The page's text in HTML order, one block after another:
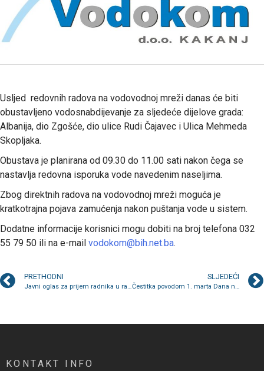
Usljed redovnih radova na vodovodnoj mreži danas će biti
obustavljeno vodosnabdijevanje za sljedeće dijelove grada:
Albanija, dio Zgošće, dio ulice Rudi Čajavec i Ulica Mehmeda
Skopljaka.
Obustava je planirana od 09.30 do 11.00 sati nakon čega se
nastavlja redovna isporuka vode navedenim naseljima.
Zbog direktnih radova na vodovodnoj mreži moguća je
kratkotrajna pojava zamućenja nakon puštanja vode u sistem.
Dodatne informacije korisnici mogu dobiti na broj telefona 032
55 79 50 ili na e-mail vodokom@bih.net.ba.
PRETHODNI
Javni oglas za prijem radnika u radni odnos na određeno radno vrijeme
SLJEDEĆI
Čestitka povodom 1. marta Dana nezavisnosti Bosne i Hercegovine
KONTAKT INFO